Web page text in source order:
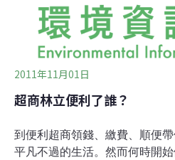
2011年11月01日
超商林立便利了誰？
到便利超商領錢、繳費、順便
平凡不過的生活。然而何時開